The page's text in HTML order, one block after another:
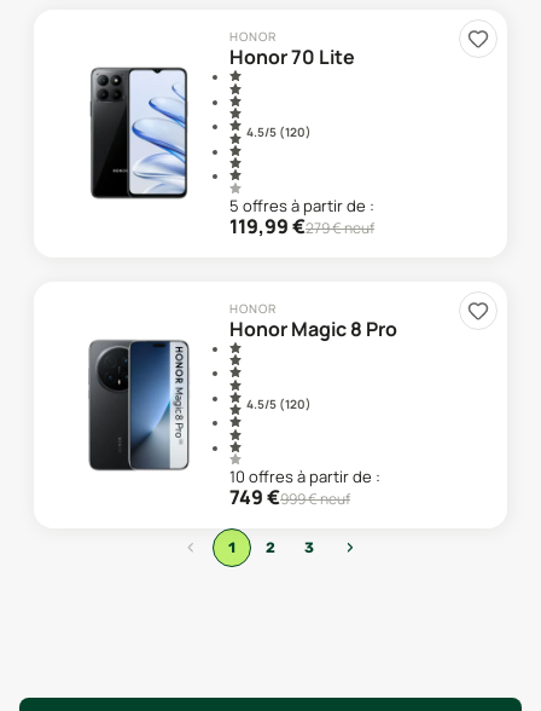
HONOR
Honor 70 Lite
4.5/5 (120)
5 offresà partir de :
119,99€279€ neuf
HONOR
Honor Magic 8 Pro
4.5/5 (120)
10 offresà partir de :
749€999€ neuf
‹ 1 2 3 ›